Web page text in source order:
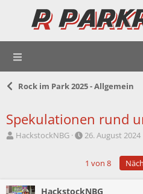
Rock im Park 2025 - Allgemein
Spekulationen rund
E
l
HackstockNBG
E
l
26. August 2024
1 von 8
HackstockNBG